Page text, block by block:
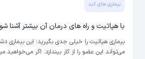
بیماری های کبد
با هپاتیت و راه های درمان آن بیشتر آشنا
بیماری هپاتیت را خیلی جدی بگیرید؛ این
می‌تواند این عضو را از کار بیندازد. اگر